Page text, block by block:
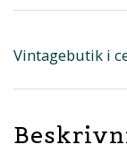
Vintagebutik i